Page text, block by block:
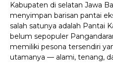
Kabupaten di selatan Jawa
menyimpan barisan pantai
salah satunya adalah Pantai
belum sepopuler
memiliki pesona tersendiri
utamanya — alami, tenang,